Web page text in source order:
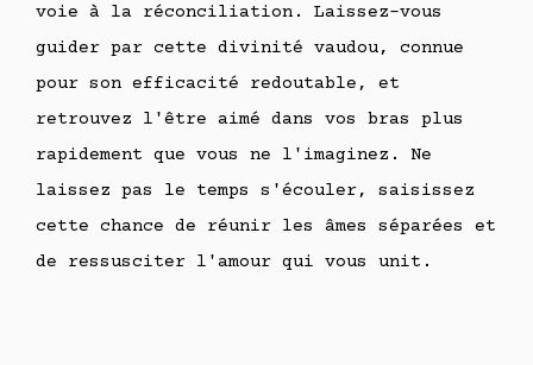
voie à la réconciliation. Laissez-vous
guider par cette divinité vaudou, connue
pour son efficacité redoutable, et
retrouvez l'être aimé dans vos bras plus
rapidement que vous ne l'imaginez. Ne
laissez pas le temps s'écouler, saisissez
cette chance de réunir les âmes séparées et
de ressusciter l'amour qui vous unit.